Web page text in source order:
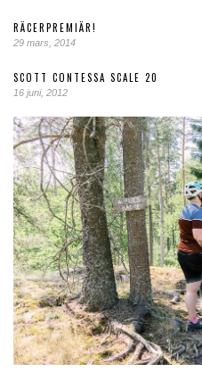
RÄCERPREMIÄR!
29 mars, 2014
SCOTT CONTESSA SCALE 20
16 juni, 2012